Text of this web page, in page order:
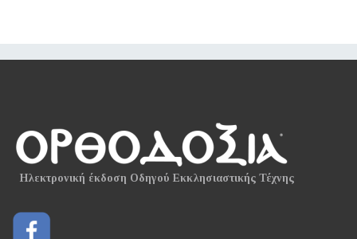
Ηλεκτρονική έκδοση Οδηγού Εκκλησιαστικής Τέχνης